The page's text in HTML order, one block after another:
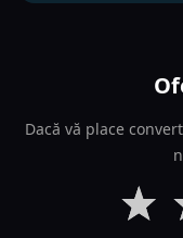
Dacă vă place